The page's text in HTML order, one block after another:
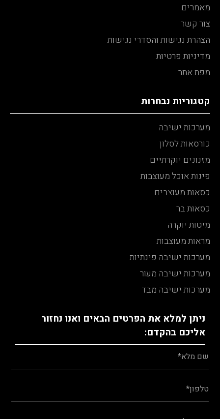
מאמרים
צור קשר
הצהרת נגישות והסדרי נגישות
מדיניות פרטיות
מפת אתר
קטגוריות נבחרות
מערכות ישיבה
כורסאות לסלון
מזנונים יוקרתיים
פינות אוכל מעוצבות
כסאות מעוצבים
כסאות בר
מיטות יוקרה
מראות מעוצבות
מערכות ישיבה פינתיות
מערכות ישיבה מעור
מערכות ישיבה מבד
ניתן למלא את הפרטים הבאים ואנו נחזור
אליכם בהקדם: